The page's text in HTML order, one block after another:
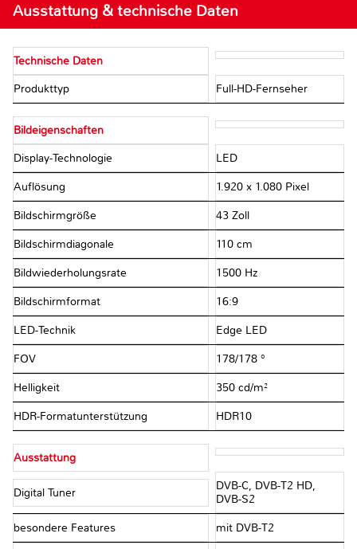
Ausstattung & technische Daten
Technische Daten
Produkttyp Full-HD-Fernseher
Bildeigenschaften
Display-Technologie LED
Auflösung 1.920 x 1.080 Pixel
Bildschirmgröße 43 Zoll
Bildschirmdiagonale 110 cm
Bildwiederholungsrate 1500 Hz
Bildschirmformat 16:9
LED-Technik Edge LED
FOV 178/178 °
Helligkeit 350 cd/m²
HDR-Formatunterstützung HDR10
Ausstattung
Digital Tuner
DVB-C, DVB-T2 HD,
DVB-S2
besondere Features mit DVB-T2